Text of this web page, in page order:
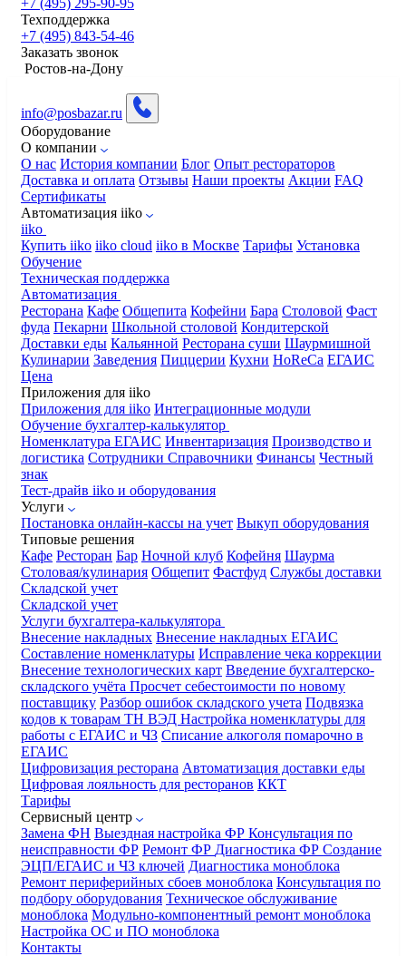
Техподдержка
+7 (495) 843-54-46
Заказать звонок
​Ростов-на-Дону
info@posbazar.ru
Оборудование
О компании
О нас История компании Блог Опыт рестораторов
Доставка и оплата Отзывы Наши проекты Акции FAQ
Сертификаты
Автоматизация iiko
iiko
Купить iiko iiko cloud iiko в Москве Тарифы Установка
Обучение
Техническая поддержка
Автоматизация
Ресторана Кафе Общепита Кофейни Бара Столовой Фаст
фуда Пекарни Школьной столовой Кондитерской
Доставки еды Кальянной Ресторана суши Шаурмишной
Кулинарии Заведения Пиццерии Кухни HoReCa ЕГАИС
Цена
Приложения для iiko
Приложения для iiko Интеграционные модули
Обучение бухгалтер-калькулятор
Номенклатура ЕГАИС Инвентаризация Производство и
логистика Сотрудники Справочники Финансы Честный
знак
Тест-драйв iiko и оборудования
Услуги
Постановка онлайн-кассы на учет Выкуп оборудования
Типовые решения
Кафе Ресторан Бар Ночной клуб Кофейня Шаурма
Столовая/кулинария Общепит Фастфуд Службы доставки
Складской учет
Складской учет
Услуги бухгалтера-калькулятора
Внесение накладных Внесение накладных ЕГАИС
Составление номенклатуры Исправление чека коррекции
Внесение технологических карт Введение бухгалтерско-
складского учёта Просчет себестоимости по новому
поставщику Разбор ошибок складского учета Подвязка
кодов к товарам ТН ВЭД Настройка номенклатуры для
работы с ЕГАИС и ЧЗ Списание алкоголя помарочно в
ЕГАИС
Цифровизация ресторана Автоматизация доставки еды
Цифровая лояльность для ресторанов ККТ
Тарифы
Сервисный центр
Замена ФН Выездная настройка ФР Консультация по
неисправности ФР Ремонт ФР Диагностика ФР Создание
ЭЦП/ЕГАИС и ЧЗ ключей Диагностика моноблока
Ремонт периферийных сбоев моноблока Консультация по
подбору оборудования Техническое обслуживание
моноблока Модульно-компонентный ремонт моноблока
Настройка ОС и ПО моноблока
Контакты